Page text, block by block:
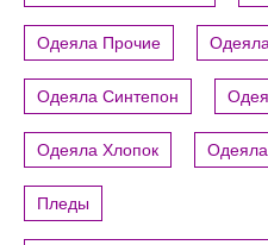
Одеяла Прочие
Одеяла Синтепон
Одеяла Хлопок
Пледы